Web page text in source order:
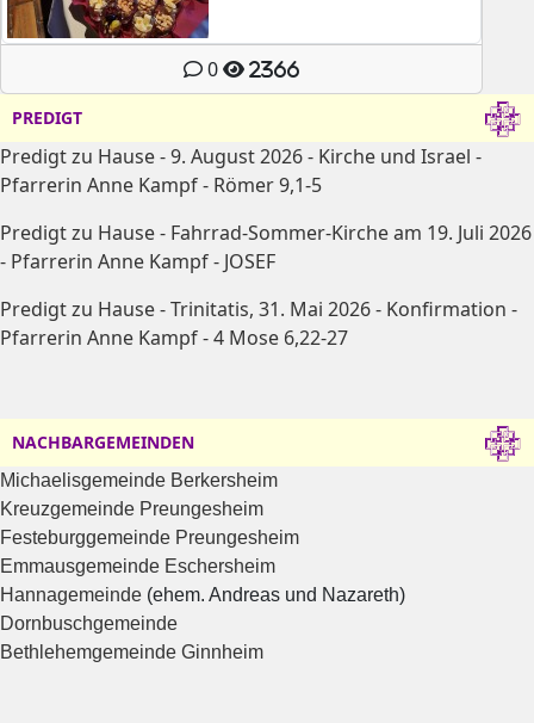
0 2366
PREDIGT
Predigt zu Hause - 9. August 2026 - Kirche und Israel -
Pfarrerin Anne Kampf - Römer 9,1-5
Predigt zu Hause - Fahrrad-Sommer-Kirche am 19. Juli 2026
- Pfarrerin Anne Kampf - JOSEF
Predigt zu Hause - Trinitatis, 31. Mai 2026 - Konfirmation -
Pfarrerin Anne Kampf - 4 Mose 6,22-27
NACHBARGEMEINDEN
Michaelisgemeinde Berkersheim
Kreuzgemeinde Preungesheim
Festeburggemeinde Preungesheim
Emmausgemeinde Eschersheim
Hannagemeinde (ehem. Andreas und Nazareth)
Dornbuschgemeinde
Bethlehemgemeinde Ginnheim